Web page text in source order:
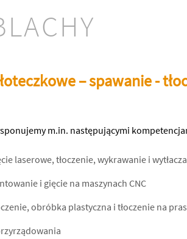
– spawanie -
m.in. następującymi
laserowe, tłoczenie, wykrawanie i
i gięcie na maszynach CNC
obróbka plastyczna i tłoczenie na